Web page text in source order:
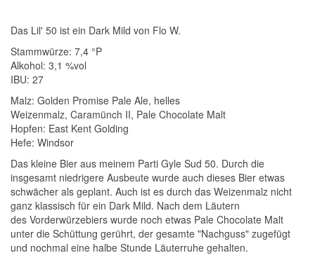
Das Lil' 50 ist ein Dark Mild von Flo W.
Stammwürze: 7,4 °P
Alkohol: 3,1 %vol
IBU: 27
Malz: Golden Promise Pale Ale, helles
Weizenmalz, Caramünch II, Pale Chocolate Malt
Hopfen: East Kent Golding
Hefe: Windsor
Das kleine Bier aus meinem Parti Gyle Sud 50. Durch die
insgesamt niedrigere Ausbeute wurde auch dieses Bier etwas
schwächer als geplant. Auch ist es durch das Weizenmalz nicht
ganz klassisch für ein Dark Mild. Nach dem Läutern
des Vorderwürzebiers wurde noch etwas Pale Chocolate Malt
unter die Schüttung gerührt, der gesamte "Nachguss" zugefügt
und nochmal eine halbe Stunde Läuterruhe gehalten.